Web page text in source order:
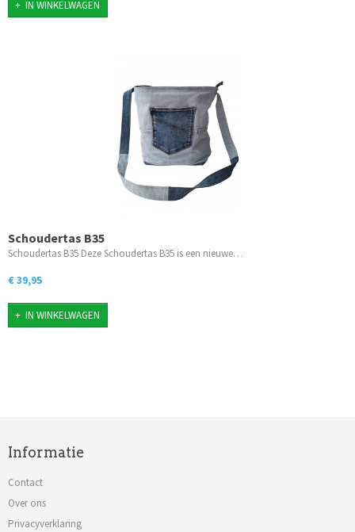
IN WINKELWAGEN
Schoudertas B35
Schoudertas B35 Deze Schoudertas B35 is een nieuwe…
€ 39,95
IN WINKELWAGEN
Informatie
Contact
Over ons
Privacyverklaring